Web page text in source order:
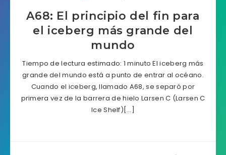
A68: El principio del fin para
el iceberg más grande del
mundo
Tiempo de lectura estimado: 1 minuto El iceberg más
grande del mundo está a punto de entrar al océano.
Cuando el iceberg, llamado A68, se separó por
primera vez de la barrera de hielo Larsen C (Larsen C
Ice Shelf)[…]